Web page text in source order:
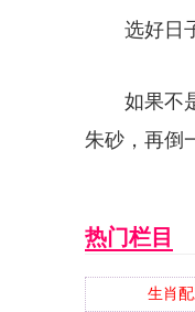
选好日
如果不
朱砂，再倒
热门栏目
生肖